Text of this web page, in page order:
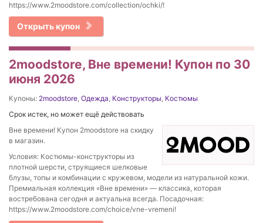
https://www.2moodstore.com/collection/ochki/!
Открыть купон
2moodstore, Вне времени! Купон по 30
июня 2026
Купоны: 2moodstore, Одежда, Конструкторы, Костюмы
Срок истек, но может ещё действовать
Вне времени! Купон 2moodstore на скидку
в магазин.
Условия: Костюмы-конструкторы из
плотной шерсти, струящиеся шелковые
блузы, топы и комбинации с кружевом, модели из натуральной кожи.
Премиальная коллекция «Вне времени» — классика, которая
востребована сегодня и актуальна всегда. Посадочная:
https://www.2moodstore.com/choice/vne-vremeni!